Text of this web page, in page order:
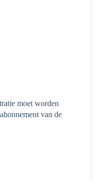
moet worden
van de